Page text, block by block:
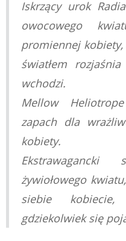
Iskrzący urok
owocowego
promiennej
światłem
wchodzi.
Mellow
zapach dla
kobiety.
żywiołowego
siebie
gdziekolwiek się